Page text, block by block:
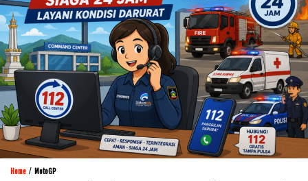
Home / MotoGP